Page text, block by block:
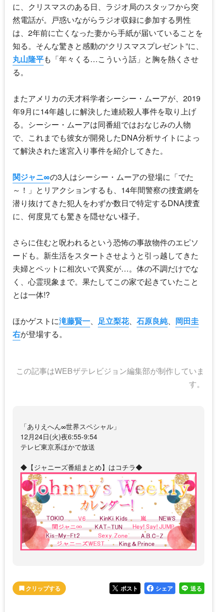
に、クリスマスのある日、ラジオ局のスタッフから突
然電話が。戸惑いながらラジオ収録に参加する男性
は、2年前に亡くなった妻から手紙が届いていることを
知る。そんな驚きと感動の“クリスマスプレゼント”に、
丸山隆平も「年々くる…こういう話」と胸を熱くさせ
る。
またアメリカの天才科学者シーシー・ムーアが、2019
年9月に14年越しに解決した連続殺人事件を取り上げ
る。シーシー・ムーアは同番組ではおなじみの人物
で、これまでも彼女が開発したDNA分析サイトによっ
て解決された迷宮入り事件を紹介してきた。
関ジャニ∞の3人はシーシー・ムーアの登場に「でた
～！」とリアクションするも、14年間警察の捜査網を
潜り抜けてきた犯人をわずか数日で特定するDNA捜査
に、何度見ても驚きを隠せない様子。
さらに住むと呪われるという恐怖の事故物件のエピソ
ードも。新生活をスタートさせようと引っ越してきた
夫婦とペットに相次いで異変が…。体の不調だけでな
く、心霊現象まで。果たしてこの家で起きていたこと
とは一体!?
ほかゲストに滝藤賢一、 足立梨花、 石原良純、 岡田圭
右が登場する。
この記事はWEBザテレビジョン編集部が制作していま
す。
「ありえへん∞世界スペシャル」
12月24日(火)夜6:55-9:54
テレビ東京系ほかで放送
◆【ジャニーズ番組まとめ】はコチラ◆
ポスト シェア 送る